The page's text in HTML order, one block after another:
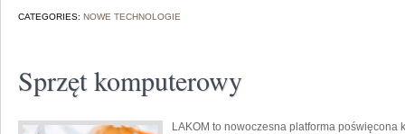
CATEGORIES: NOWE TECHNOLOGIE
Sprzęt komputerowy
LAKOM to nowoczesna platforma